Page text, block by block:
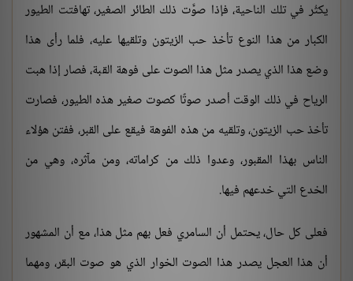
يكثُر في تلك الناحية، فإذا صوَّت ذلك الطائر الصغير، تهافتت الطيور
الكبار من هذا النوع تأخذ حب الزيتون وتلقيها عليه، فلما رأى هذا
وضع هذا الذي يصدر مثل هذا الصوت على فوهة القبة، فصار إذا هبت
الرياح في ذلك الوقت أصدر صوتًا كصوت صغير هذه الطيور، فصارت
تأخذ حب الزيتون، وتلقيه من هذه الفوهة فيقع على القبر، ففتن هؤلاء
الناس بهذا المقبور، وعدوا ذلك من كراماته، ومن مآثره، وهي من
الخدع التي خدعهم فيها.
فعلى كل حال، يحتمل أن السامري فعل بهم مثل هذا، مع أن المشهور
أن هذا العجل يصدر هذا الصوت الخوار الذي هو صوت البقر، ومهما